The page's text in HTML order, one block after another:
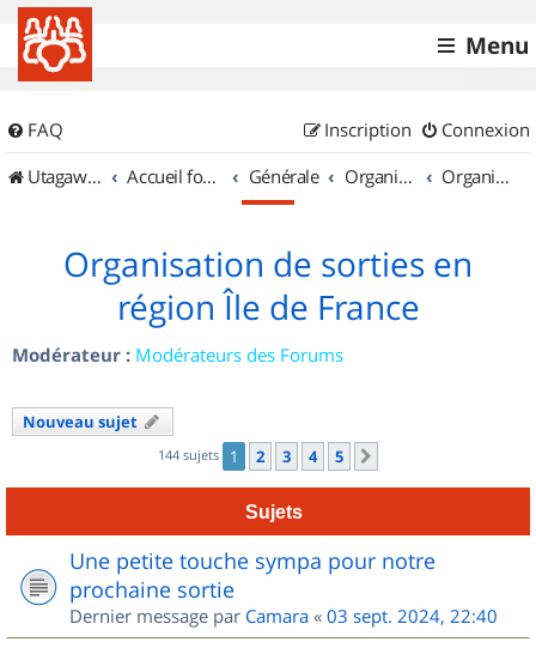
Menu
FAQ Connexion
Inscription
UtagawaVTT (Randos VTT et VTTAE avec traces GPS)
Accueil forum Générale Organisation de sorties & Recherche de partenaires Organisation de sorties en région Île de France
Organisation de sorties en
région Île de France
Modérateur : Modérateurs des Forums
Nouveau sujet
144 sujets 1 2 3 4 5
Sujets
Une petite touche sympa pour notre
prochaine sortie
Dernier message par Camara « 03 sept. 2024, 22:40